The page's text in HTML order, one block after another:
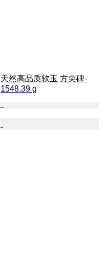
天然高品质软玉 方尖碑-
1548.39 g